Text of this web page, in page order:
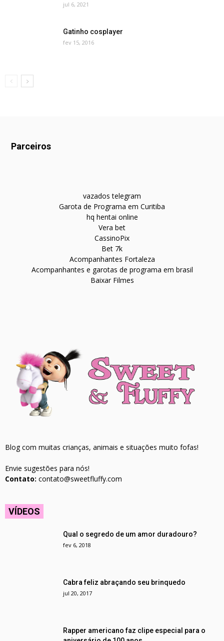
jul 6, 2021
Gatinho cosplayer
fev 15, 2016
Parceiros
vazados telegram
Garota de Programa em Curitiba
hq hentai online
Vera bet
CassinoPix
Bet 7k
Acompanhantes Fortaleza
Acompanhantes e garotas de programa em brasil
Baixar Filmes
Blog com muitas crianças, animais e situações muito fofas!
Envie sugestões para nós!
Contato: contato@sweetfluffy.com
VÍDEOS
Qual o segredo de um amor duradouro?
fev 6, 2018
Cabra feliz abraçando seu brinquedo
jul 20, 2017
Rapper americano faz clipe especial para o